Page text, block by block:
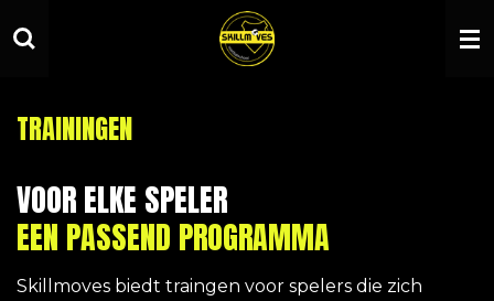
direct
hoofdinhoud
TRAININGEN
VOOR ELKE SPELER
EEN PASSEND PROGRAMMA
Skillmoves biedt traingen voor spelers die zich